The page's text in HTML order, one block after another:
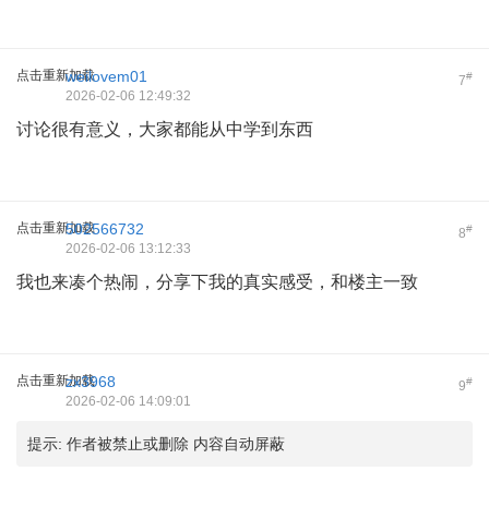
点击重新加载 7#
weilovem01
2026-02-06 12:49:32
讨论很有意义，大家都能从中学到东西
点击重新加载 8#
502566732
2026-02-06 13:12:33
我也来凑个热闹，分享下我的真实感受，和楼主一致
点击重新加载 9#
zx3968
2026-02-06 14:09:01
提示: 作者被禁止或删除 内容自动屏蔽